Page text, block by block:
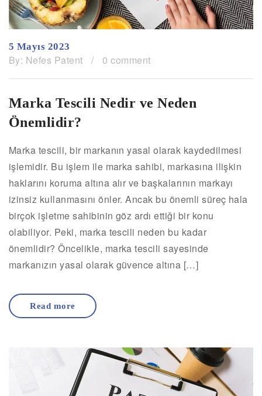
5 Mayıs 2023
By: Nefes Patent / 0 comment
Marka Tescili Nedir ve Neden
Önemlidir?
Marka tescili, bir markanın yasal olarak kaydedilmesi
işlemidir. Bu işlem ile marka sahibi, markasına ilişkin
haklarını koruma altına alır ve başkalarının markayı
izinsiz kullanmasını önler. Ancak bu önemli süreç hala
birçok işletme sahibinin göz ardı ettiği bir konu
olabiliyor. Peki, marka tescili neden bu kadar
önemlidir? Öncelikle, marka tescili sayesinde
markanızın yasal olarak güvence altına […]
Read more